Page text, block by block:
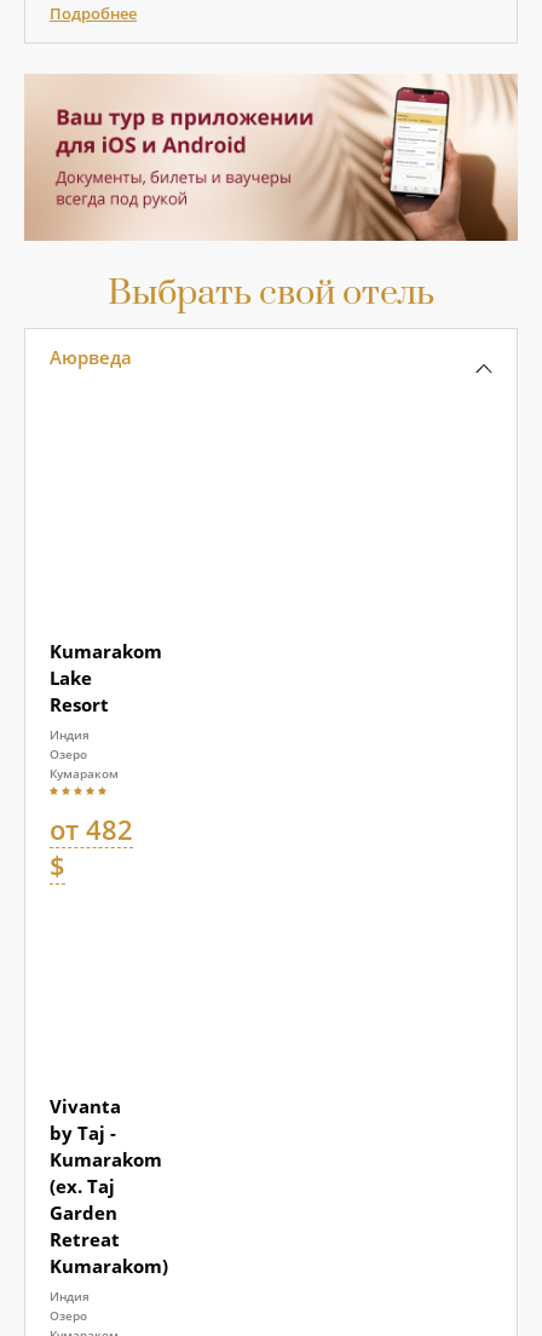
Подробнее
Выбрать свой отель
Аюрведа
Kumarakom
Lake
Resort
Индия
Озеро
Кумараком
от 482
$
Vivanta
by Taj -
Kumarakom
(ex. Taj
Garden
Retreat
Kumarakom)
Индия
Озеро